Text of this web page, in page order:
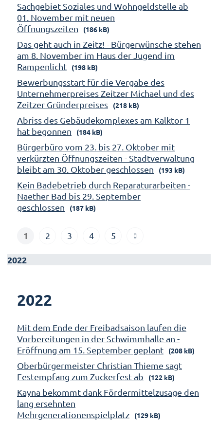
Sachgebiet Soziales und Wohngeldstelle ab
01. November mit neuen
Öffnungszeiten
(186 kB)
Das geht auch in Zeitz! - Bürgerwünsche stehen
am 8. November im Haus der Jugend im
Rampenlicht
(198 kB)
Bewerbungsstart für die Vergabe des
Unternehmerpreises Zeitzer Michael und des
Zeitzer Gründerpreises
(218 kB)
Abriss des Gebäudekomplexes am Kalktor 1
hat begonnen
(184 kB)
Bürgerbüro vom 23. bis 27. Oktober mit
verkürzten Öffnungszeiten - Stadtverwaltung
bleibt am 30. Oktober geschlossen
(193 kB)
Kein Badebetrieb durch Reparaturarbeiten -
Naether Bad bis 29. September
geschlossen
(187 kB)
1 2 3 4 5
2022
2022
Mit dem Ende der Freibadsaison laufen die
Vorbereitungen in der Schwimmhalle an -
Eröffnung am 15. September geplant
(208 kB)
Oberbürgermeister Christian Thieme sagt
Festempfang zum Zuckerfest ab
(122 kB)
Kayna bekommt dank Fördermittelzusage den
lang ersehnten
Mehrgenerationenspielplatz
(129 kB)